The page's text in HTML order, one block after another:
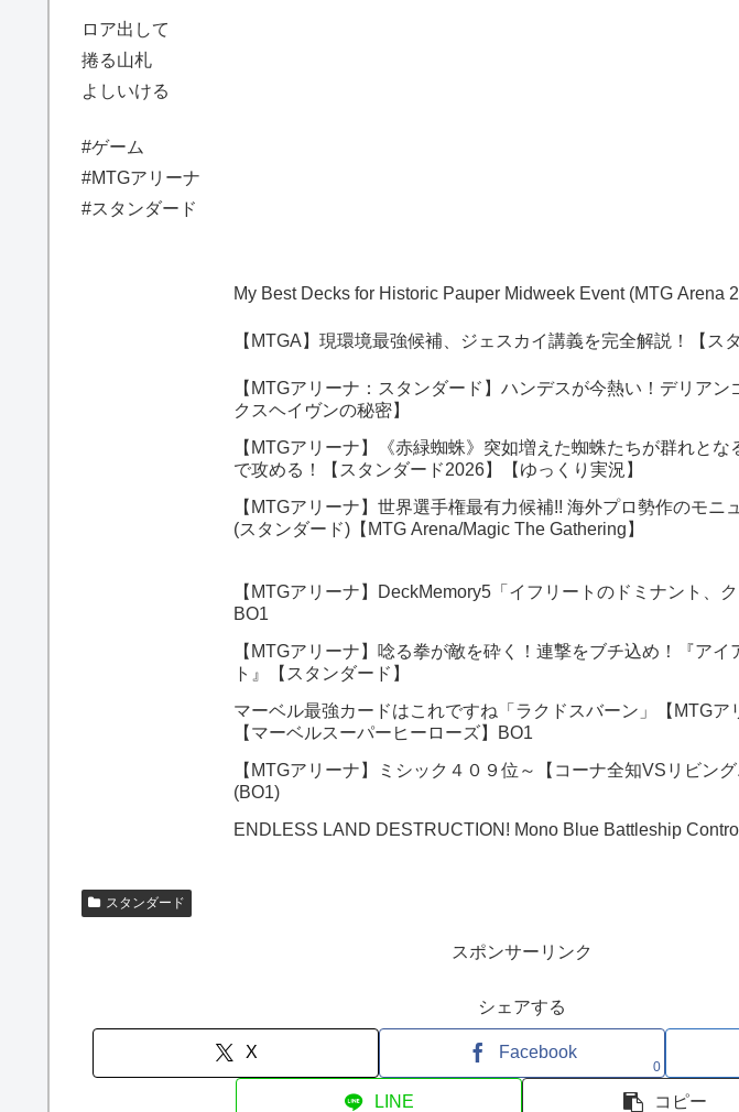
ロア出して
捲る山札
よしいける
#ゲーム
#MTGアリーナ
#スタンダード
My Best Decks for Historic Pauper Midweek Event (MTG Arena
【MTGA】現環境最強候補、ジェスカイ講義を完全解説！【ス
【MTGアリーナ：スタンダード】ハンデスが今熱い！デリアン
クスヘイヴンの秘密】
【MTGアリーナ】《赤緑蜘蛛》突如増えた蜘蛛たちが群れと
で攻める！【スタンダード2026】【ゆっくり実況】
【MTGアリーナ】世界選手権最有力候補!! 海外プロ勢作のモニ
(スタンダード)【MTG Arena/Magic The Gathering】
【MTGアリーナ】DeckMemory5「イフリートのドミナント、
BO1
【MTGアリーナ】唸る拳が敵を砕く！連撃をブチ込め！『アイ
ト』【スタンダード】
マーベル最強カードはこれですね「ラクドスバーン」【MTGア
【マーベルスーパーヒーローズ】BO1
【MTGアリーナ】ミシック４０９位～【コーナ全知VSリビン
(BO1)
ENDLESS LAND DESTRUCTION! Mono Blue Battleship
スタンダード
スポンサーリンク
シェアする
X Facebook
0
LINE コピー